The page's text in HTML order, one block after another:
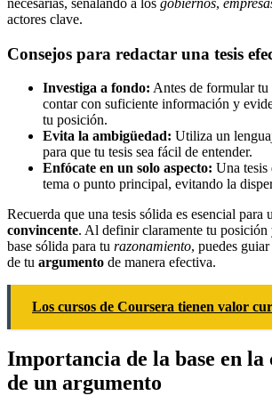
actores clave.
Consejos para redactar una tesis
Investiga a fondo: Antes de formular tu
contar con suficiente información y
tu posición.
Evita la ambigüedad: Utiliza un
para que tu tesis sea fácil de entender.
Enfócate en un solo aspecto: Una tesis
tema o punto principal, evitando la
Recuerda que una tesis sólida es esencial para
convincente. Al definir claramente tu posición
base sólida para tu razonamiento, puedes
de tu argumento de manera efectiva.
Los cursos de Coursera tienen valor
Importancia de la base en la
de un argumento